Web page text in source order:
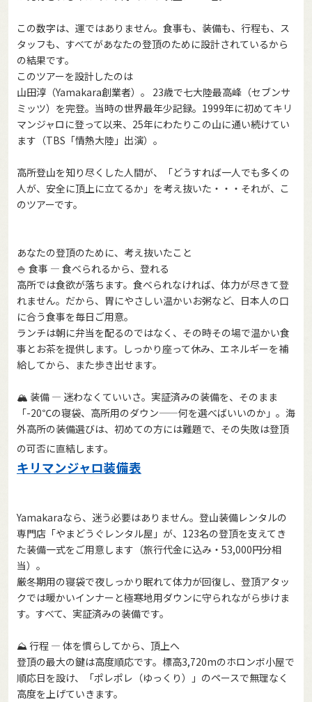
この数字は、運ではありません。食事も、装備も、行程も、ス
タッフも、すべてがあなたの登頂のために設計されているから
の結果です。
このツアーを設計したのは
山田淳（Yamakara創業者）。 23歳で七大陸最高峰（セブンサ
ミッツ）を完登。当時の世界最年少記録。1999年に初めてキリ
マンジャロに登って以来、25年にわたりこの山に通い続けてい
ます（TBS「情熱大陸」出演）。
高所登山を知り尽くした人間が、「どうすれば一人でも多くの
人が、安全に頂上に立てるか」を考え抜いた・・・それが、こ
のツアーです。
あなたの登頂のために、考え抜いたこと
🍚 食事 — 食べられるから、登れる
高所では食欲が落ちます。食べられなければ、体力が尽きて登
れません。だから、胃にやさしい温かいお粥など、日本人の口
に合う食事を毎日ご用意。
ランチは朝に弁当を配るのではなく、その時その場で温かい食
事とお茶を提供します。しっかり座って休み、エネルギーを補
給してから、また歩き出せます。
🏔️ 装備 — 迷わなくていいさ。実証済みの装備を、そのまま
「-20℃の寝袋、高所用のダウン——何を選べばいいのか」。海
外高所の装備選びは、初めての方には難題で、その失敗は登頂
の可否に直結します。
キリマンジャロ装備表
Yamakaraなら、迷う必要はありません。登山装備レンタルの
専門店「やまどうぐレンタル屋」が、123名の登頂を支えてき
た装備一式をご用意します（旅行代金に込み・53,000円分相
当）。
厳冬期用の寝袋で夜しっかり眠れて体力が回復し、登頂アタッ
クでは暖かいインナーと極寒地用ダウンに守られながら歩けま
す。すべて、実証済みの装備です。
⛰️ 行程 — 体を慣らしてから、頂上へ
登頂の最大の鍵は高度順応です。標高3,720mのホロンボ小屋で
順応日を設け、「ポレポレ（ゆっくり）」のペースで無理なく
高度を上げていきます。